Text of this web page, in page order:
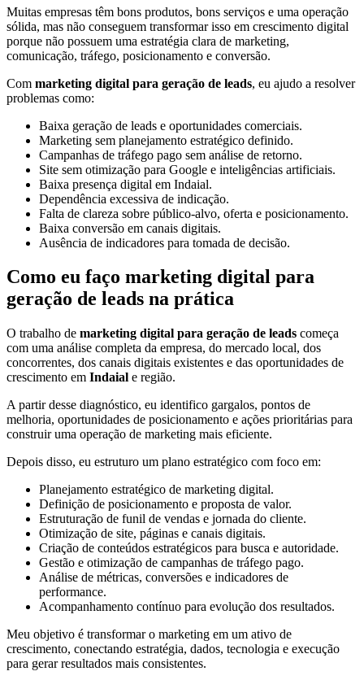
Muitas empresas têm bons produtos, bons serviços e uma operação
sólida, mas não conseguem transformar isso em crescimento digital
porque não possuem uma estratégia clara de marketing,
comunicação, tráfego, posicionamento e conversão.
Com marketing digital para geração de leads, eu ajudo a resolver
problemas como:
Baixa geração de leads e oportunidades comerciais.
Marketing sem planejamento estratégico definido.
Campanhas de tráfego pago sem análise de retorno.
Site sem otimização para Google e inteligências artificiais.
Baixa presença digital em Indaial.
Dependência excessiva de indicação.
Falta de clareza sobre público-alvo, oferta e posicionamento.
Baixa conversão em canais digitais.
Ausência de indicadores para tomada de decisão.
Como eu faço marketing digital para
geração de leads na prática
O trabalho de marketing digital para geração de leads começa
com uma análise completa da empresa, do mercado local, dos
concorrentes, dos canais digitais existentes e das oportunidades de
crescimento em Indaial e região.
A partir desse diagnóstico, eu identifico gargalos, pontos de
melhoria, oportunidades de posicionamento e ações prioritárias para
construir uma operação de marketing mais eficiente.
Depois disso, eu estruturo um plano estratégico com foco em:
Planejamento estratégico de marketing digital.
Definição de posicionamento e proposta de valor.
Estruturação de funil de vendas e jornada do cliente.
Otimização de site, páginas e canais digitais.
Criação de conteúdos estratégicos para busca e autoridade.
Gestão e otimização de campanhas de tráfego pago.
Análise de métricas, conversões e indicadores de
performance.
Acompanhamento contínuo para evolução dos resultados.
Meu objetivo é transformar o marketing em um ativo de
crescimento, conectando estratégia, dados, tecnologia e execução
para gerar resultados mais consistentes.